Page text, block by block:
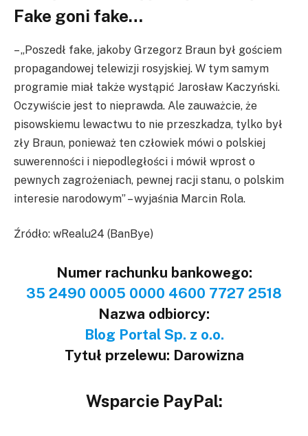
Fake goni fake…
– „Poszedł fake, jakoby Grzegorz Braun był gościem
propagandowej telewizji rosyjskiej. W tym samym
programie miał także wystąpić Jarosław Kaczyński.
Oczywiście jest to nieprawda. Ale zauważcie, że
pisowskiemu lewactwu to nie przeszkadza, tylko był
zły Braun, ponieważ ten człowiek mówi o polskiej
suwerenności i niepodległości i mówił wprost o
pewnych zagrożeniach, pewnej racji stanu, o polskim
interesie narodowym” – wyjaśnia Marcin Rola.
Źródło: wRealu24 (BanBye)
Numer rachunku bankowego:
35 2490 0005 0000 4600 7727 2518
Nazwa odbiorcy:
Blog Portal Sp. z o.o.
Tytuł przelewu: Darowizna
Wsparcie PayPal: